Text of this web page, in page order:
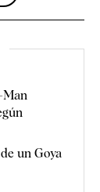
Man
un Goya